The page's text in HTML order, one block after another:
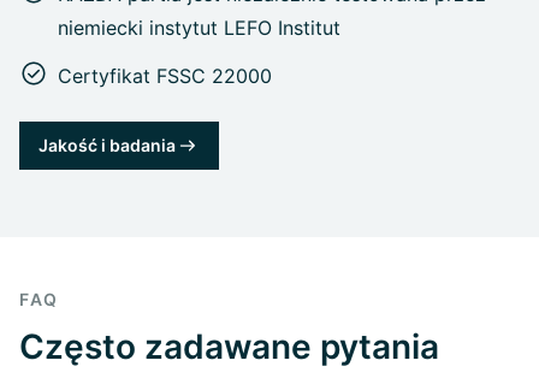
niemiecki instytut LEFO Institut
Certyfikat FSSC 22000
Jakość i badania
FAQ
Często zadawane pytania